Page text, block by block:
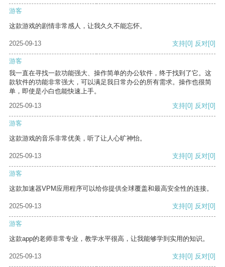
游客
这款游戏的剧情非常感人，让我久久不能忘怀。
2025-09-13 支持[0] 反对[0]
游客
我一直在寻找一款功能强大、操作简单的办公软件，终于找到了它。这
款软件的功能非常强大，可以满足我日常办公的所有需求。操作也很简
单，即使是小白也能快速上手。
2025-09-13
支持[0] 反对[0]
游客
这款游戏的音乐非常优美，听了让人心旷神怡。
2025-09-13 支持[0] 反对[0]
游客
这款加速器VPM应用程序可以给你提供全球覆盖和最高安全性的连接。
2025-09-13 支持[0] 反对[0]
游客
这款app的老师非常专业，教学水平很高，让我能够学到实用的知识。
2025-09-13 支持[0] 反对[0]